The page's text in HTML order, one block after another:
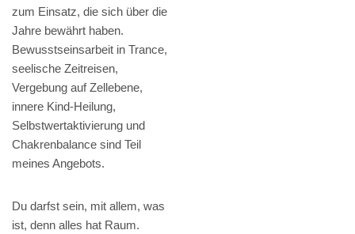
zum Einsatz, die sich über die
Jahre bewährt haben.
Bewusstseinsarbeit in Trance,
seelische Zeitreisen,
Vergebung auf Zellebene,
innere Kind-Heilung,
Selbstwertaktivierung und
Chakrenbalance sind Teil
meines Angebots.
Du darfst sein, mit allem, was
ist, denn alles hat Raum.